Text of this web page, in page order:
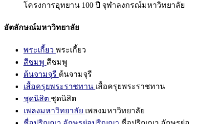
โครงการอุทยาน 100 ปี จุฬาลงกรณ์มหาวิทยาลัย
อัตลักษณ์มหาวิทยาลัย
พระเกี้ยว พระเกี้ยว
สีชมพู สีชมพู
ต้นจามจุรี ต้นจามจุรี
เสื้อครุยพระราชทาน เสื้อครุยพระราชทาน
ชุดนิสิต ชุดนิสิต
เพลงมหาวิทยาลัย เพลงมหาวิทยาลัย